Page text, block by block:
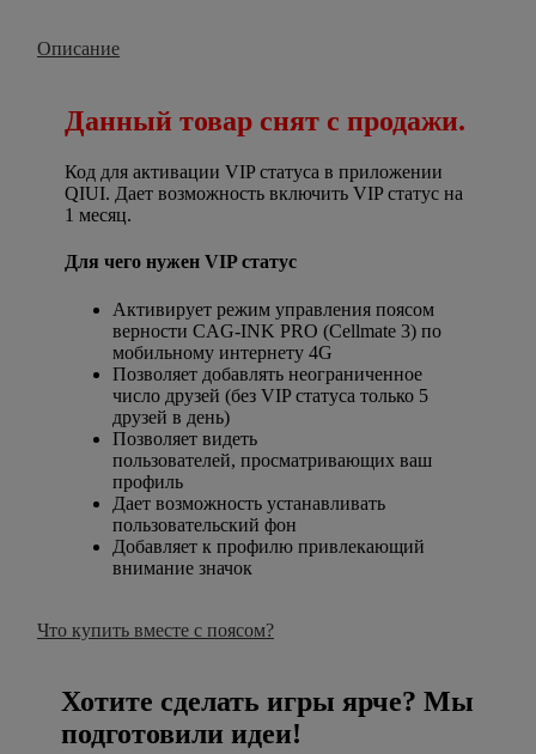
Описание
Данный товар снят с продажи.
Код для активации VIP статуса в приложении
QIUI. Дает возможность включить VIP статус на
1 месяц.
Для чего нужен VIP статус
Активирует режим управления поясом
верности CAG-INK PRO (Cellmate 3) по
мобильному интернету 4G
Позволяет добавлять неограниченное
число друзей (без VIP статуса только 5
друзей в день)
Позволяет видеть
пользователей, просматривающих ваш
профиль
Дает возможность устанавливать
пользовательский фон
Добавляет к профилю привлекающий
внимание значок
Что купить вместе с поясом?
Хотите сделать игры ярче? Мы
подготовили идеи!